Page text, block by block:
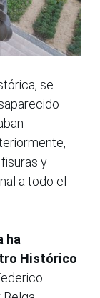
se
y
a todo el
ha
Histórico